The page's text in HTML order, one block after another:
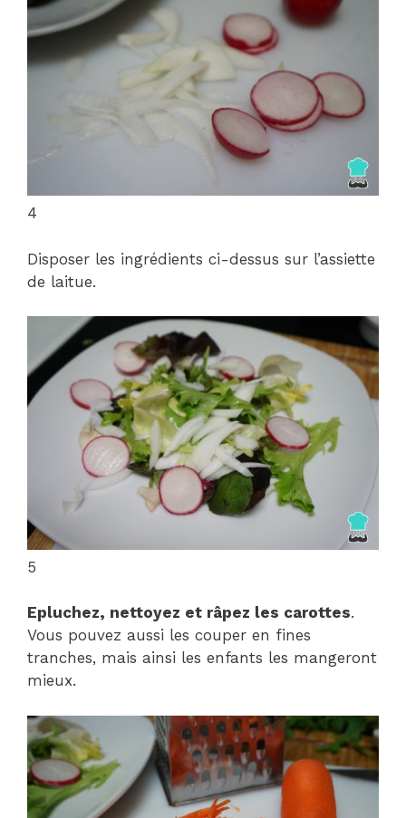
4
Disposer les ingrédients ci-dessus sur l’assiette
de laitue.
5
Epluchez, nettoyez et râpez les carottes.
Vous pouvez aussi les couper en fines
tranches, mais ainsi les enfants les mangeront
mieux.